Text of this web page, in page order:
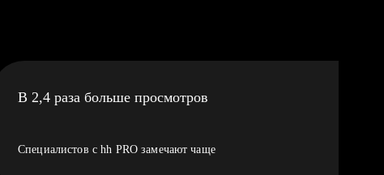
В 2,4 раза больше просмотров
Специалистов с hh PRO замечают чаще